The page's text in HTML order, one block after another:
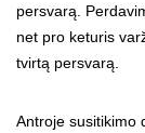
persvarą.
net pro keturis
tvirtą persvarą.
Antroje susitikimo